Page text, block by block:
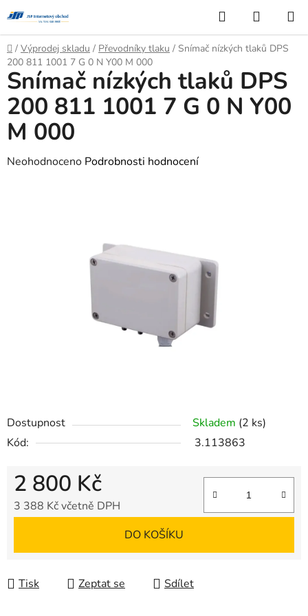
na
obsah
Hledat
KOŠÍK
Domů
/ Výprodej skladu / Převodníky tlaku / Snímač nízkých tlaků DPS
200 811 1001 7 G 0 N Y00 M 000
Dostupnost Skladem (2 ks)
Kód:
3.113863
2 800 Kč
3 388 Kč včetně DPH
DO KOŠÍKU
Tisk Zeptat se Sdílet
Snímač nízkých tlaků DPS
200 811 1001 7 G 0 N Y00
M 000
Průměrné
Neohodnoceno Podrobnosti hodnocení